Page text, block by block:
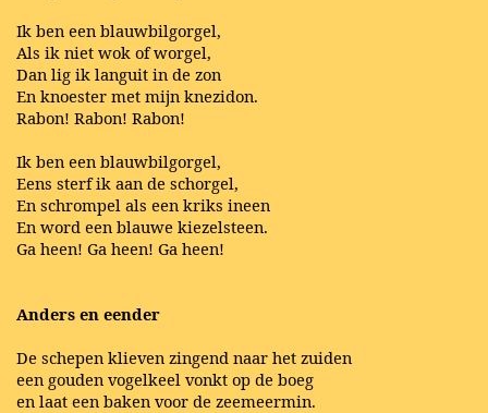
Ik ben een blauwbilgorgel,
Als ik niet wok of worgel,
Dan lig ik languit in de zon
En knoester met mijn knezidon.
Rabon! Rabon! Rabon!
Ik ben een blauwbilgorgel,
Eens sterf ik aan de schorgel,
En schrompel als een kriks ineen
En word een blauwe kiezelsteen.
Ga heen! Ga heen! Ga heen!
Anders en eender
De schepen klieven zingend naar het zuiden
een gouden vogelkeel vonkt op de boeg
en laat een baken voor de zeemeermin.